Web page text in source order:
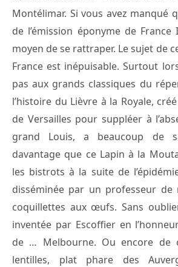
Montélimar. Si vous avez manqué
de l’émission éponyme de
moyen de se rattraper. Le sujet de
France est inépuisable. Surtout
pas aux grands classiques du
l’histoire du Lièvre à la Royale,
de Versailles pour suppléer à
grand Louis, a beaucoup de
davantage que ce Lapin à la
les bistrots à la suite de
disséminée par un professeur de
coquillettes aux œufs. Sans
inventée par Escoffier en
de … Melbourne. Ou encore de
lentilles, plat phare des